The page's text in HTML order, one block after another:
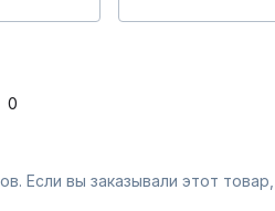
0
Если вы заказывали этот